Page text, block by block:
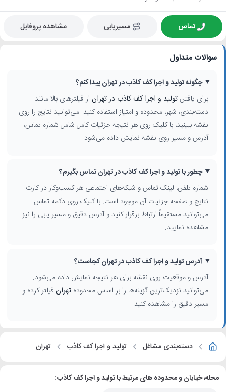
تماس مسیریابی مشاهده پروفایل
سوالات متداول
چگونه تولید و اجرا کف کاذب در تهران پیدا کنم؟
برای یافتنتولید و اجرا کف کاذب در تهران از فیلترهای بالا مانند
دسته‌بندی، شهر، محدوده و امتیاز استفاده کنید. می‌توانید نتایج را روی
نقشه ببینید، با کلیک روی هر نتیجه جزئیات کامل شامل شماره تماس،
آدرس و مسیر روی نقشه نمایش داده می‌شود.
چطور با تولید و اجرا کف کاذب در تهران تماس بگیرم؟
شماره تلفن، لینک تماس و شبکه‌های اجتماعی هر کسب‌وکار در کارت
نتایج و صفحه جزئیات آن موجود است. با کلیک روی دکمه تماس
می‌توانید مستقیماً ارتباط برقرار کنید و آدرس دقیق و مسیر یابی را نیز
مشاهده نمایید.
آدرس تولید و اجرا کف کاذب در تهران کجاست؟
آدرس و موقعیت روی نقشه برای هر نتیجه نمایش داده می‌شود.
می‌توانید نزدیک‌ترین گزینه‌ها را بر اساس محدودهتهران فیلتر کرده و
مسیر دقیق را مشاهده کنید.
دسته‌بندی مشاغل تولید و اجرا کف کاذب تهران
محله، خیابان و محدوده های مرتبط با تولید و اجرا کف کاذب: